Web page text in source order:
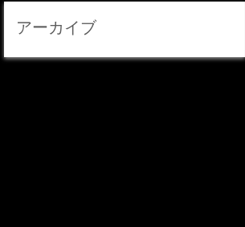
アーカイブ